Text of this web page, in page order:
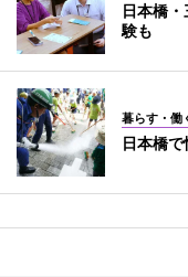
日本橋
験も
暮らす・働
日本橋